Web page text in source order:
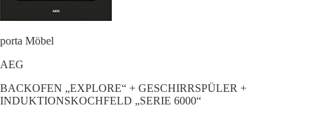
porta Möbel
AEG
BACKOFEN „EXPLORE“ + GESCHIRRSPÜLER +
INDUKTIONSKOCHFELD „SERIE 6000“